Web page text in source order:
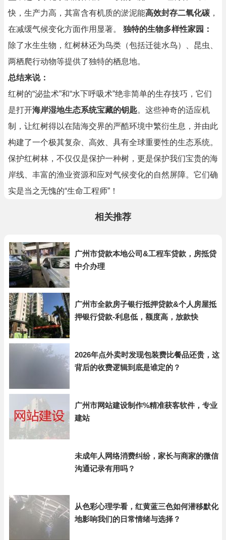
快，生产力高，其富含有机质的淤泥能高效封存二氧化碳 ，
在减缓气候变化方面作用显著。 独特的生物多样性家园：
除了水生生物，红树林还为鸟类（包括迁徙水鸟）、昆虫、
两栖爬行动物等提供了独特的栖息地。
总结来说：
红树的“泌盐术”和“水下呼吸术”绝非简单的生存技巧，它们
是打开海岸湿地生态系统宝藏的钥匙。这些神奇的适应机
制，让红树得以在陆海交界的严酷环境中繁衍生息，并由此
构建了一个极其复杂、高效、具有全球重要性的生态系统。
保护红树林，不仅仅是保护一种树，更是保护我们宝贵的海
岸线、丰富的渔业资源和应对气候变化的自然屏障。它们确
实是当之无愧的“生命工程师”！
相关推荐
广州市贷款本地公司&工程车贷款，房抵贷
中介办理
广州市全款房子银行抵押贷款&个人房屋抵
押银行贷款-利息低，额度高，放款快
2026年点外卖时发现包装费比餐品还贵，这
背后的收费逻辑到底是谁定的？
广州市网站建设制作%精准获客软件，专业
建站
未成年人网络消费纠纷，家长与商家的微信
沟通记录有用吗？
从色彩心理学看，红黄蓝三色如何潜移默化
地影响我们的日常情绪与选择？